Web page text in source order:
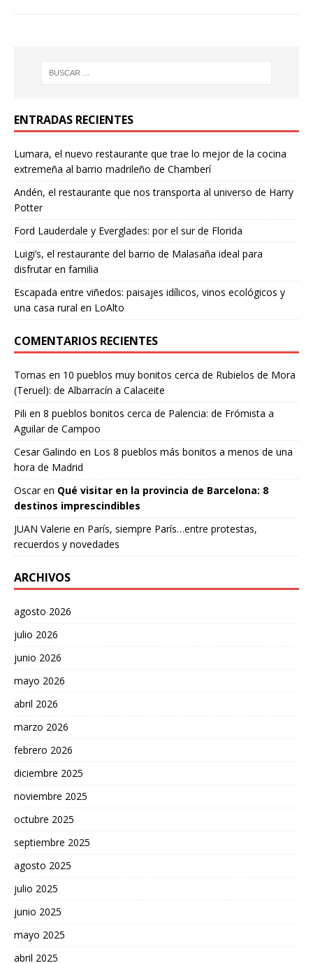
ENTRADAS RECIENTES
Lumara, el nuevo restaurante que trae lo mejor de la cocina
extremeña al barrio madrileño de Chamberí
Andén, el restaurante que nos transporta al universo de Harry
Potter
Ford Lauderdale y Everglades: por el sur de Florida
Luigi’s, el restaurante del barrio de Malasaña ideal para
disfrutar en familia
Escapada entre viñedos: paisajes idílicos, vinos ecológicos y
una casa rural en LoAlto
COMENTARIOS RECIENTES
Tomas en 10 pueblos muy bonitos cerca de Rubielos de Mora
(Teruel): de Albarracín a Calaceite
Pili en 8 pueblos bonitos cerca de Palencia: de Frómista a
Aguilar de Campoo
Cesar Galindo en Los 8 pueblos más bonitos a menos de una
hora de Madrid
Oscaren Qué visitar en la provincia de Barcelona: 8
destinos imprescindibles
JUAN Valerie en París, siempre París…entre protestas,
recuerdos y novedades
ARCHIVOS
agosto 2026
julio 2026
junio 2026
mayo 2026
abril 2026
marzo 2026
febrero 2026
diciembre 2025
noviembre 2025
octubre 2025
septiembre 2025
agosto 2025
julio 2025
junio 2025
mayo 2025
abril 2025